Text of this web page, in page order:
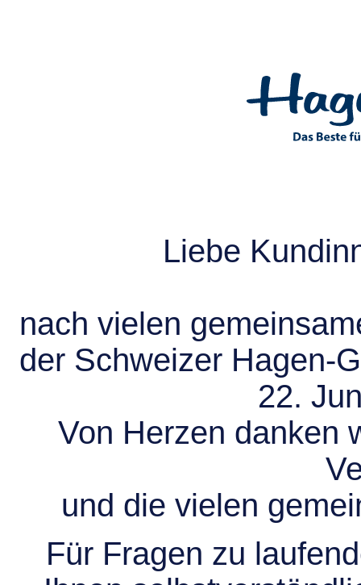
Liebe
nach vielen
der Schweizer Hagen-
22.
Von Herzen danken
und die vielen
Für Fragen zu